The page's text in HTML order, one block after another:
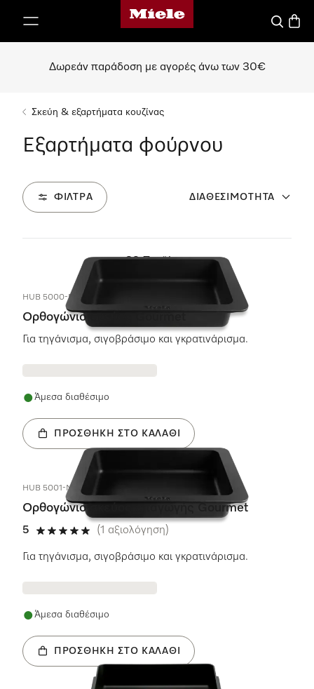
Αρχική σελίδα της Miele
Δωρεάν παράδοση με αγορές άνω των 30€
Σκεύη & εξαρτήματα κουζίνας
Εξαρτήματα φούρνου
ΦΊΛΤΡΑ ΔΙΑΘΕΣΙΜΌΤΗΤΑ
29 Προϊόντα
HUB 5000-M
Ορθογώνιο σκεύος Gourmet
Για τηγάνισμα, σιγοβράσιμο και γκρατινάρισμα.
Άμεσα διαθέσιμο
ΠΡΟΣΘΉΚΗ ΣΤΟ ΚΑΛΆΘΙ
HUB 5001-M
Ορθογώνιο σκεύος επαγωγής Gourmet
5
5 αστέρια από 5
(1 αξιολόγηση)
Για τηγάνισμα, σιγοβράσιμο και γκρατινάρισμα.
Άμεσα διαθέσιμο
ΠΡΟΣΘΉΚΗ ΣΤΟ ΚΑΛΆΘΙ